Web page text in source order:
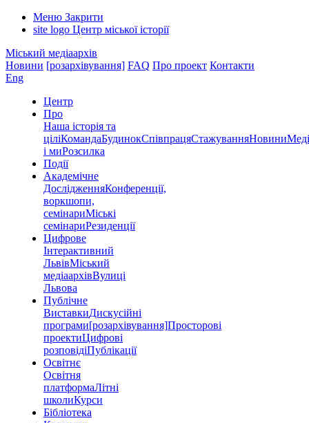
Меню Закрити
site logo Центр міської історії
Міський медіаархів
Новини [розархівування] FAQ Про проект Контакти
Eng
Центр
Про
Наша історія та
ціліКомандаБудинокСпівпрацяСтажуванняНовини
і миРозсилка
Події
Академічне
ДослідженняКонференції,
воркшопи,
семінариМіські
семінариРезиденції
Цифрове
Інтерактивний
ЛьвівМіський
медіаархівВулиці
Львова
Публічне
ВиставкиДискусійні
програми[розархівування]Просторові
проектиЦифрові
розповідіПублікації
Освітнє
Освітня
платформаЛітні
школиКурси
Бібліотека